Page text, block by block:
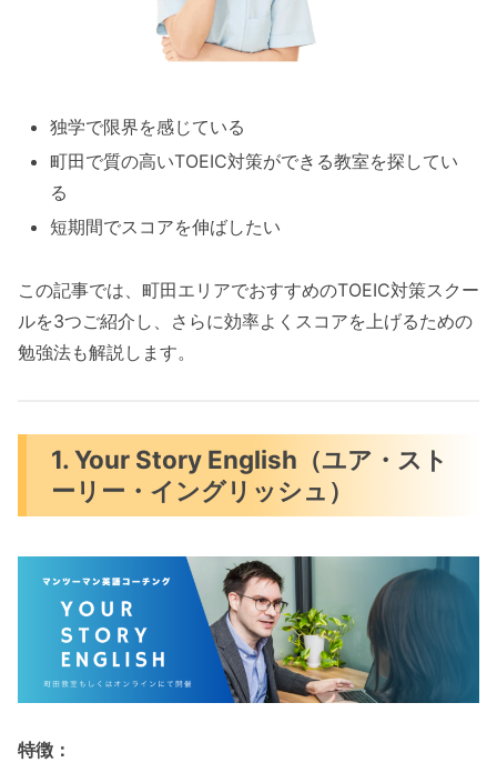
独学で限界を感じている
町田で質の高いTOEIC対策ができる教室を探してい
る
短期間でスコアを伸ばしたい
この記事では、町田エリアでおすすめのTOEIC対策スクー
ルを3つご紹介し、さらに効率よくスコアを上げるための
勉強法も解説します。
1. Your Story English（ユア・スト
ーリー・イングリッシュ）
特徴：